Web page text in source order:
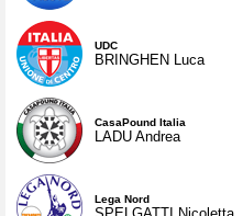
UDC
BRINGHEN Luca
CasaPound Italia
LADU Andrea
Lega Nord